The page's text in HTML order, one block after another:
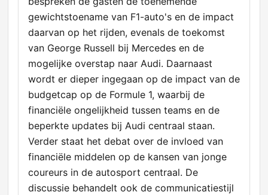
gewichtstoename van F1-auto's en de impact
daarvan op het rijden, evenals de toekomst
van George Russell bij Mercedes en de
mogelijke overstap naar Audi. Daarnaast
wordt er dieper ingegaan op de impact van de
budgetcap op de Formule 1, waarbij de
financiële ongelijkheid tussen teams en de
beperkte updates bij Audi centraal staan.
Verder staat het debat over de invloed van
financiële middelen op de kansen van jonge
coureurs in de autosport centraal. De
discussie behandelt ook de communicatiestijl